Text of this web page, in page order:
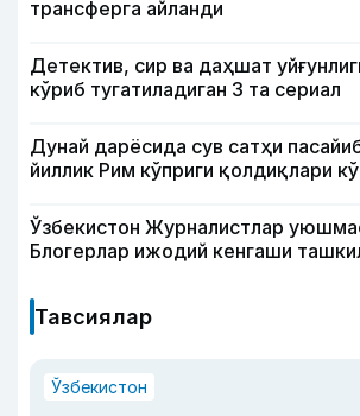
трансферга айланди
Детектив, сир ва даҳшат
кўриб тугатиладиган 3 та сериал
Дунай дарёсида сув сатҳи
йиллик Рим кўприги қолдиқлари
Ўзбекистон Журналистлар
Блогерлар ижодий кенгаши
Тавсиялар
Ўзбекистон